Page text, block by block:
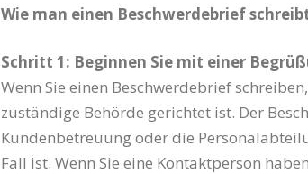
Wie man einen Beschwerdebrief
Schritt 1: Beginnen Sie mit einer
Wenn Sie einen Beschwerdebrief
zuständige Behörde gerichtet ist. Der
Kundenbetreuung oder die
Fall ist. Wenn Sie eine Kontaktperson